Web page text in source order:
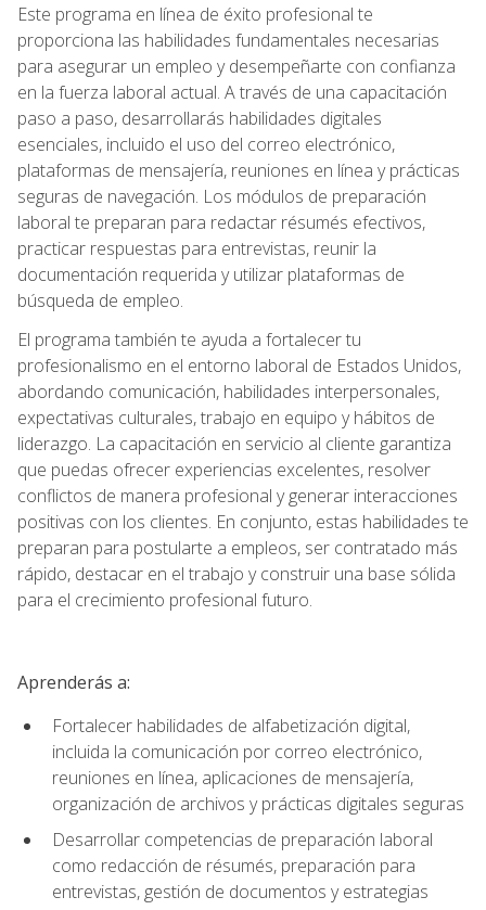
Este programa en línea de éxito profesional te
proporciona las habilidades fundamentales necesarias
para asegurar un empleo y desempeñarte con confianza
en la fuerza laboral actual. A través de una capacitación
paso a paso, desarrollarás habilidades digitales
esenciales, incluido el uso del correo electrónico,
plataformas de mensajería, reuniones en línea y prácticas
seguras de navegación. Los módulos de preparación
laboral te preparan para redactar résumés efectivos,
practicar respuestas para entrevistas, reunir la
documentación requerida y utilizar plataformas de
búsqueda de empleo.
El programa también te ayuda a fortalecer tu
profesionalismo en el entorno laboral de Estados Unidos,
abordando comunicación, habilidades interpersonales,
expectativas culturales, trabajo en equipo y hábitos de
liderazgo. La capacitación en servicio al cliente garantiza
que puedas ofrecer experiencias excelentes, resolver
conflictos de manera profesional y generar interacciones
positivas con los clientes. En conjunto, estas habilidades te
preparan para postularte a empleos, ser contratado más
rápido, destacar en el trabajo y construir una base sólida
para el crecimiento profesional futuro.
Aprenderás a:
Fortalecer habilidades de alfabetización digital,
incluida la comunicación por correo electrónico,
reuniones en línea, aplicaciones de mensajería,
organización de archivos y prácticas digitales seguras
Desarrollar competencias de preparación laboral
como redacción de résumés, preparación para
entrevistas, gestión de documentos y estrategias